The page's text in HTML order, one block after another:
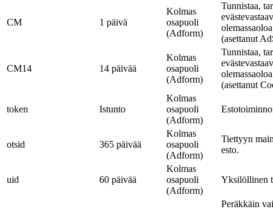
CM 1 päivä
Kolmas
osapuoli
(Adform)
Tunnistaa,
(asettanut
CM14 14 päivää
Kolmas
osapuoli
(Adform)
Tunnistaa,
(asettanut
token Istunto
Kolmas
osapuoli
(Adform)
otsid 365 päivää
Kolmas
osapuoli
(Adform)
Tiettyyn
esto.
uid 60 päivää
Kolmas
osapuoli
(Adform)
Yksilöllinen
Peräkkäin